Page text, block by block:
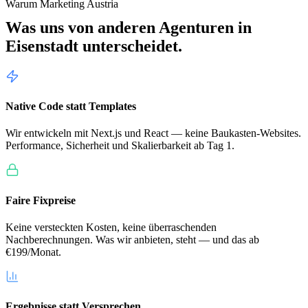
Warum Marketing Austria
Was uns von anderen Agenturen in
Eisenstadt unterscheidet.
Native Code statt Templates
Wir entwickeln mit Next.js und React — keine Baukasten-Websites.
Performance, Sicherheit und Skalierbarkeit ab Tag 1.
Faire Fixpreise
Keine versteckten Kosten, keine überraschenden
Nachberechnungen. Was wir anbieten, steht — und das ab
€199/Monat.